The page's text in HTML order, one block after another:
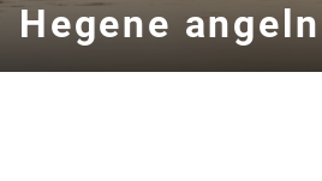
Hegene angeln